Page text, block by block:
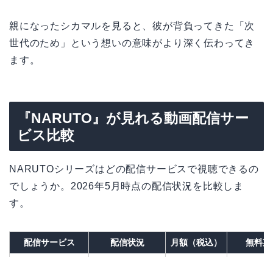
親になったシカマルを見ると、彼が背負ってきた「次
世代のため」という想いの意味がより深く伝わってき
ます。
『NARUTO』が見れる動画配信サー
ビス比較
NARUTOシリーズはどの配信サービスで視聴できるの
でしょうか。2026年5月時点の配信状況を比較しま
す。
配信サービス 配信状況 月額（税込） 無料期